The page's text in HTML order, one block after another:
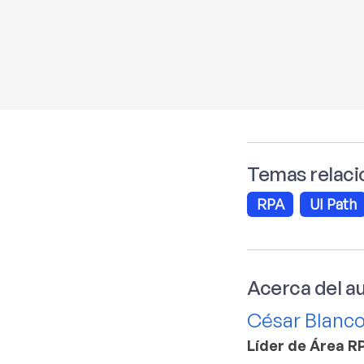
Temas
RPA UI Path
Acerca del
César Blanco
Líder de Área